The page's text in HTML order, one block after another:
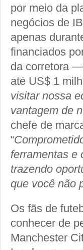
por meio da
negócios de
apenas
financiados
da corretora
até US$ 1
visitar nossa
vantagem de
chefe de
“
ferramentas e
trazendo
que você não
Os fãs de
conhecer de
Manchester